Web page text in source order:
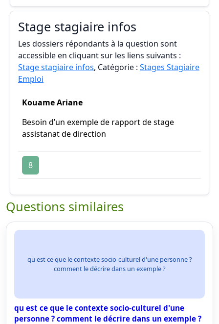
Stage stagiaire infos
Les dossiers répondants à la question sont
accessible en cliquant sur les liens suivants :
Stage stagiaire infos, Catégorie : Stages Stagiaire
Emploi
Kouame Ariane
Besoin d’un exemple de rapport de stage
assistanat de direction
8
Questions similaires
qu est ce que le contexte socio-culturel d'une personne ?
comment le décrire dans un exemple ?
qu est ce que le contexte socio-culturel d'une
personne ? comment le décrire dans un exemple ?